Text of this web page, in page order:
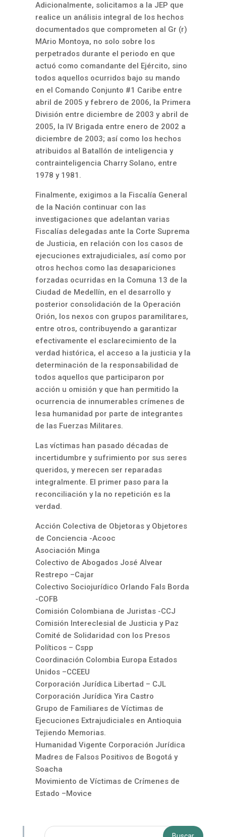
Adicionalmente, solicitamos a la JEP que
realice un análisis integral de los hechos
documentados que comprometen al Gr (r)
MArio Montoya, no solo sobre los
perpetrados durante el periodo en que
actuó como comandante del Ejército, sino
todos aquellos ocurridos bajo su mando
en el Comando Conjunto #1 Caribe entre
abril de 2005 y febrero de 2006, la Primera
División entre diciembre de 2003 y abril de
2005, la IV Brigada entre enero de 2002 a
diciembre de 2003; así como los hechos
atribuidos al Batallón de inteligencia y
contrainteligencia Charry Solano, entre
1978 y 1981.
Finalmente, exigimos a la Fiscalía General
de la Nación continuar con las
investigaciones que adelantan varias
Fiscalías delegadas ante la Corte Suprema
de Justicia, en relación con los casos de
ejecuciones extrajudiciales, así como por
otros hechos como las desapariciones
forzadas ocurridas en la Comuna 13 de la
Ciudad de Medellín, en el desarrollo y
posterior consolidación de la Operación
Orión, los nexos con grupos paramilitares,
entre otros, contribuyendo a garantizar
efectivamente el esclarecimiento de la
verdad histórica, el acceso a la justicia y la
determinación de la responsabilidad de
todos aquellos que participaron por
acción u omisión y que han permitido la
ocurrencia de innumerables crímenes de
lesa humanidad por parte de integrantes
de las Fuerzas Militares.
Las víctimas han pasado décadas de
incertidumbre y sufrimiento por sus seres
queridos, y merecen ser reparadas
integralmente. El primer paso para la
reconciliación y la no repetición es la
verdad.
Acción Colectiva de Objetoras y Objetores
de Conciencia -Acooc
Asociación Minga
Colectivo de Abogados José Alvear
Restrepo –Cajar
Colectivo Sociojurídico Orlando Fals Borda
-COFB
Comisión Colombiana de Juristas -CCJ
Comisión Intereclesial de Justicia y Paz
Comité de Solidaridad con los Presos
Políticos – Cspp
Coordinación Colombia Europa Estados
Unidos –CCEEU
Corporación Jurídica Libertad – CJL
Corporación Jurídica Yira Castro
Grupo de Familiares de Víctimas de
Ejecuciones Extrajudiciales en Antioquia
Tejiendo Memorias.
Humanidad Vigente Corporación Jurídica
Madres de Falsos Positivos de Bogotá y
Soacha
Movimiento de Víctimas de Crímenes de
Estado –Movice